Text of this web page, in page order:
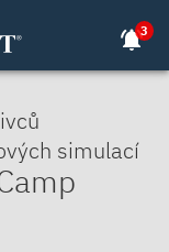
notifications_active3
simulací